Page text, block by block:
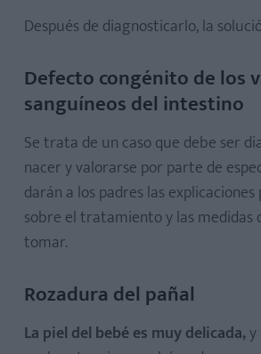
Después de diagnosticarlo, la
Defecto congénito de los
sanguíneos del intestino
Se trata de un caso que debe ser
nacer y valorarse por parte de
darán a los padres las
sobre el tratamiento y las medidas
tomar.
Rozadura del pañal
La piel del bebé es muy delicada,